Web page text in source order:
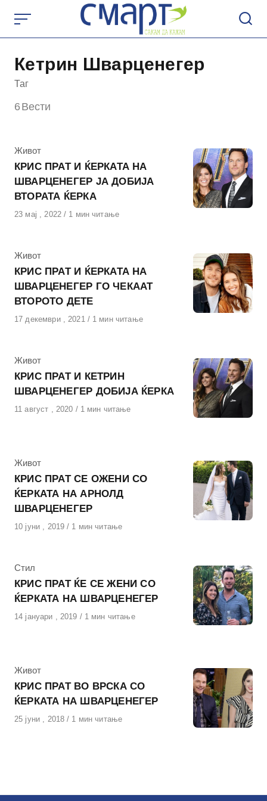
content
Кетрин Шварценегер
Таг
6Вести
КАтегорија
Живот
КРИС ПРАТ И ЌЕРКАТА НА
ШВАРЦЕНЕГЕР ЈА ДОБИЈА
ВТОРАТА ЌЕРКА
Објавено
23 мај , 2022 1 мин читање
КАтегорија
Живот
КРИС ПРАТ И ЌЕРКАТА НА
ШВАРЦЕНЕГЕР ГО ЧЕКААТ
ВТОРОТО ДЕТЕ
Објавено
17 декември , 2021 1 мин читање
КАтегорија
Живот
КРИС ПРАТ И КЕТРИН
ШВАРЦЕНЕГЕР ДОБИЈА ЌЕРКА
Објавено
11 август , 2020 1 мин читање
КАтегорија
Живот
КРИС ПРАТ СЕ ОЖЕНИ СО
ЌЕРКАТА НА АРНОЛД
ШВАРЦЕНЕГЕР
Објавено
10 јуни , 2019 1 мин читање
КАтегорија
Стил
КРИС ПРАТ ЌЕ СЕ ЖЕНИ СО
ЌЕРКАТА НА ШВАРЦЕНЕГЕР
Објавено
14 јануари , 2019 1 мин читање
КАтегорија
Живот
КРИС ПРАТ ВО ВРСКА СО
ЌЕРКАТА НА ШВАРЦЕНЕГЕР
Објавено
25 јуни , 2018 1 мин читање